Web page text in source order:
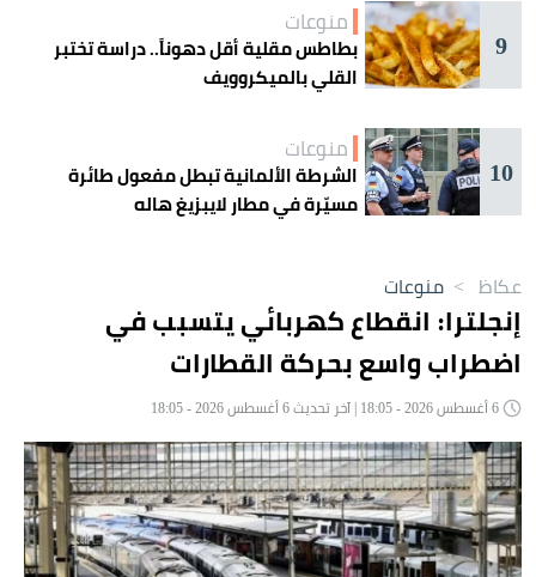
9
منوعات
بطاطس مقلية أقل دهوناً.. دراسة تختبر
القلي بالميكروويف
10
منوعات
الشرطة الألمانية تبطل مفعول طائرة
مسيّرة في مطار لايبزيغ هاله
عكاظ > منوعات
إنجلترا: انقطاع كهربائي يتسبب في
اضطراب واسع بحركة القطارات